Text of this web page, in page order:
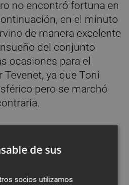
no encontró fortuna en
en el minuto
de manera excelente
del conjunto
ocasiones para el
ya que Toni
pero se marchó
granota lo
pero no logró batir la
Empate muy
líder.
de sus
socios utilizamos